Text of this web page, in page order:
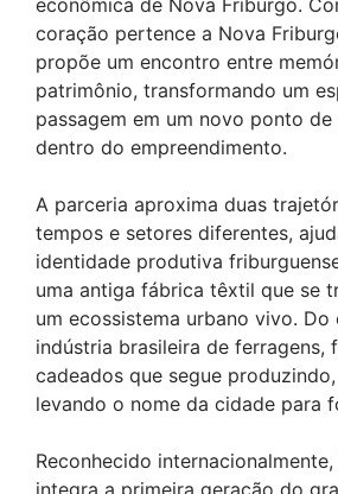
coração pertence a Nova
propõe um encontro entre
patrimônio, transformando um
passagem em um novo ponto
dentro do empreendimento.
A parceria aproxima duas
tempos e setores diferentes,
identidade produtiva
uma antiga fábrica têxtil que se
um ecossistema urbano vivo. Do
indústria brasileira de ferragens,
cadeados que segue
levando o nome da cidade para
Reconhecido
integra a primeira geração do